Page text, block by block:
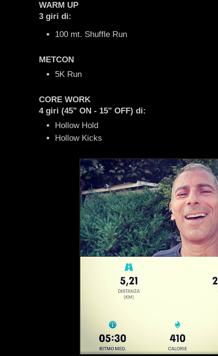
WARM UP
3 giri di:
100 mt. Shuffle Run
METCON
5K Run
CORE WORK
4 giri (45" ON - 15" OFF) di:
Hollow Hold
Hollow Kicks